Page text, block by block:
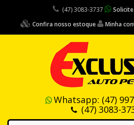
(47) 3083-3737
Confira nosso estoque
Minha
Whatsapp: (47)
(47) 3083-